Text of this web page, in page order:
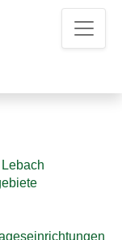
Lebach